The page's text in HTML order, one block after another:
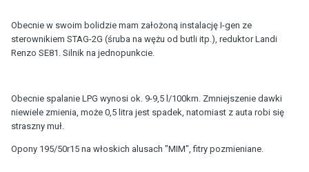
Obecnie w swoim bolidzie mam założoną instalację I-gen ze
sterownikiem STAG-2G (śruba na wężu od butli itp.), reduktor Landi
Renzo SE81. Silnik na jednopunkcie.
Obecnie spalanie LPG wynosi ok. 9-9,5 l/100km. Zmniejszenie dawki
niewiele zmienia, może 0,5 litra jest spadek, natomiast z auta robi się
straszny muł.
Opony 195/50r15 na włoskich alusach "MIM", fitry pozmieniane.